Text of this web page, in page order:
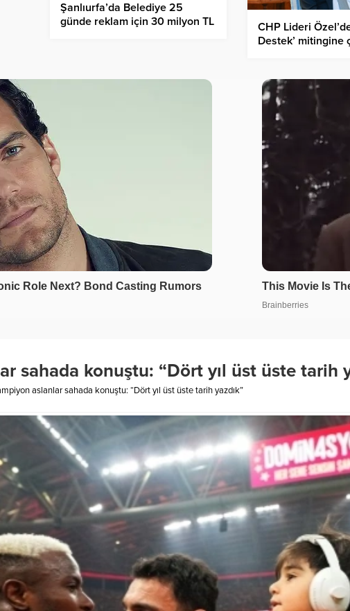
Şanlıurfa’da Belediye 25
günde reklam için 30 milyon TL
CHP Lideri
Destek’ mitingine
sahada konuştu: “Dört yıl üst üste tarih
aslanlar sahada konuştu: “Dört yıl üst üste tarih yazdık”